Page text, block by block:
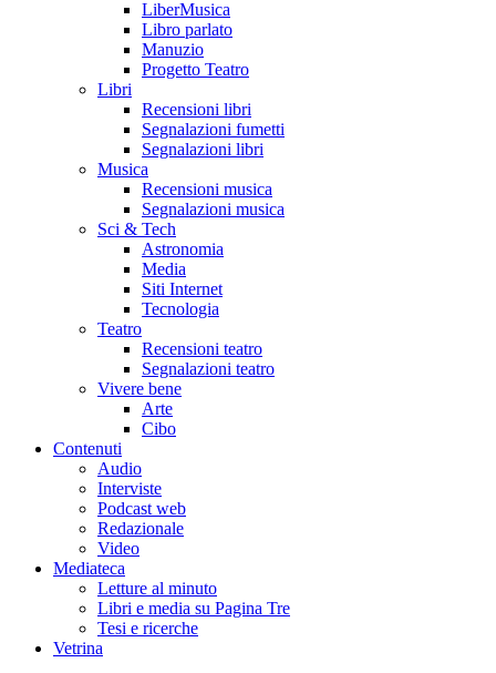
LiberMusica
Libro parlato
Manuzio
Progetto Teatro
Libri
Recensioni libri
Segnalazioni fumetti
Segnalazioni libri
Musica
Recensioni musica
Segnalazioni musica
Sci & Tech
Astronomia
Media
Siti Internet
Tecnologia
Teatro
Recensioni teatro
Segnalazioni teatro
Vivere bene
Arte
Cibo
Contenuti
Audio
Interviste
Podcast web
Redazionale
Video
Mediateca
Letture al minuto
Libri e media su Pagina Tre
Tesi e ricerche
Vetrina